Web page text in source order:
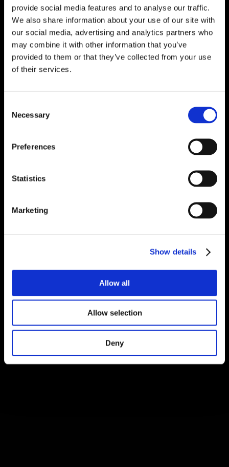
provide social media features and to analyse our traffic.
We also share information about your use of our site with
our social media, advertising and analytics partners who
may combine it with other information that you’ve
provided to them or that they’ve collected from your use
of their services.
Selection
Necessary
Preferences
Statistics
Marketing
Show details
Allow all
Allow selection
Deny